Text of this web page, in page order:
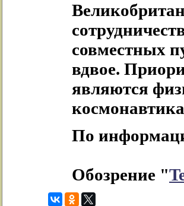
совместных
вдвое.
являются
По
Обозрение "